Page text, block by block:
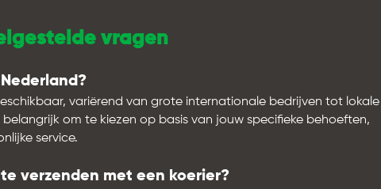
vragen
variërend van grote internationale bedrijven tot lokale
belangrijk om te kiezen op basis van jouw specifieke behoeften,
service.
verzenden met een koerier?